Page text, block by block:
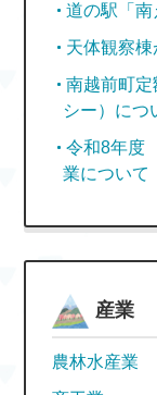
道の駅「南
天体観察棟
南越前町
シー）につ
令和8年度
業について
産業
農林水産業